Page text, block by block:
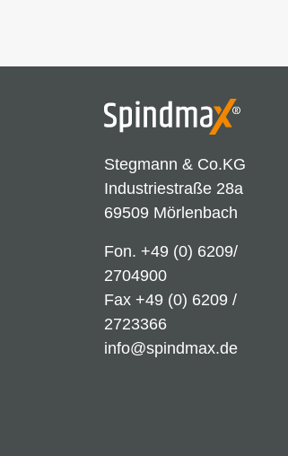
Stegmann & Co.KG
Industriestraße 28a
69509 Mörlenbach
Fon. +49 (0) 6209/
2704900
Fax +49 (0) 6209 /
2723366
info@spindmax.de